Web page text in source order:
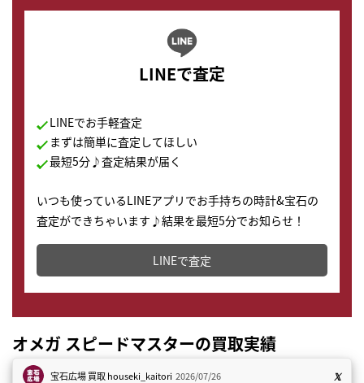
LINEで査定
LINEでお手軽査定
まずは簡単に査定してほしい
最短5分♪査定結果が届く
いつも使っているLINEアプリでお手持ちの時計&宝石の
査定ができちゃいます♪結果を最短5分でお知らせ！
どこからでもすぐに査定金額を知ることが出来ます。
LINEで査定
オメガ スピードマスターの買取実績
宝石広場 買取houseki_kaitori 2026/07/26